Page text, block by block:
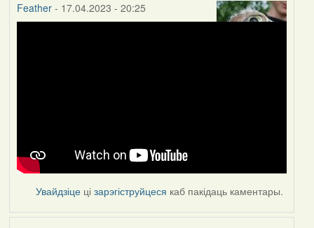
Feather- 17.04.2023 - 20:25
Увайдзіце цізарэгіструйцеся каб пакідаць каментары.